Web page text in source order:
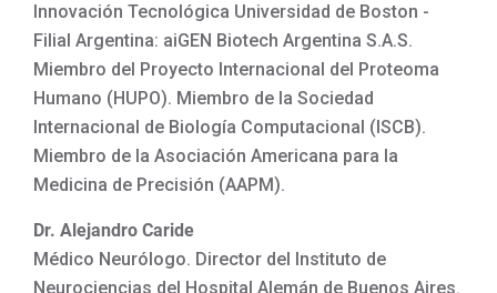
Innovación Tecnológica Universidad de Boston -
Filial Argentina: aiGEN Biotech Argentina S.A.S.
Miembro del Proyecto Internacional del Proteoma
Humano (HUPO). Miembro de la Sociedad
Internacional de Biología Computacional (ISCB).
Miembro de la Asociación Americana para la
Medicina de Precisión (AAPM).
Dr. Alejandro Caride
Médico Neurólogo. Director del Instituto de
Neurociencias del Hospital Alemán de Buenos Aires.